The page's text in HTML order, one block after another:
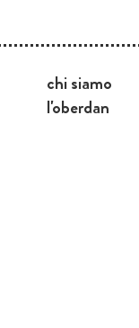
chi siamo
l'oberdan